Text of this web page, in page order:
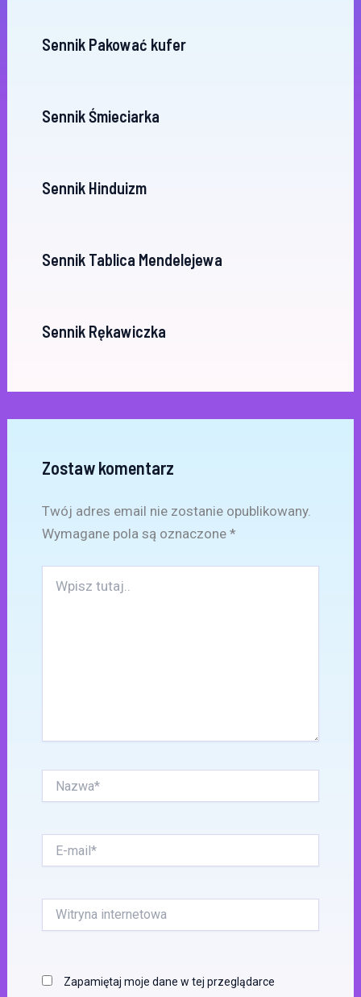
Sennik Pakować kufer
Sennik Śmieciarka
Sennik Hinduizm
Sennik Tablica Mendelejewa
Sennik Rękawiczka
Zostaw komentarz
Twój adres email nie zostanie opublikowany.
Wymagane pola są oznaczone *
tutaj..
mail*
internetowa
Zapamiętaj moje dane w tej przeglądarce